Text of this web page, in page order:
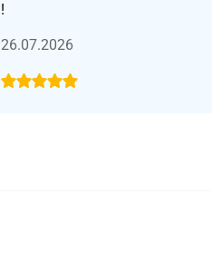
!
26.07.2026